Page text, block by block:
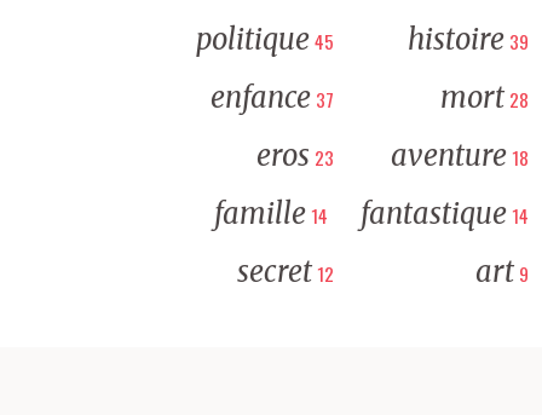
politique45 histoire 39
enfance 37 mort 28
eros 23 aventure 18
famille 14 fantastique 14
secret 12 art 9